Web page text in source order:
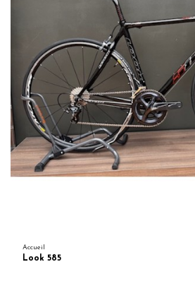
Accueil
Look 585